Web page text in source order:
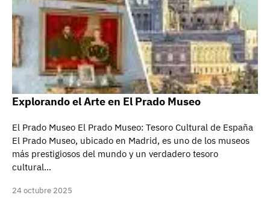
Explorando el Arte en El Prado Museo
El Prado Museo El Prado Museo: Tesoro Cultural de España
El Prado Museo, ubicado en Madrid, es uno de los museos
más prestigiosos del mundo y un verdadero tesoro
cultural…
24 octubre 2025